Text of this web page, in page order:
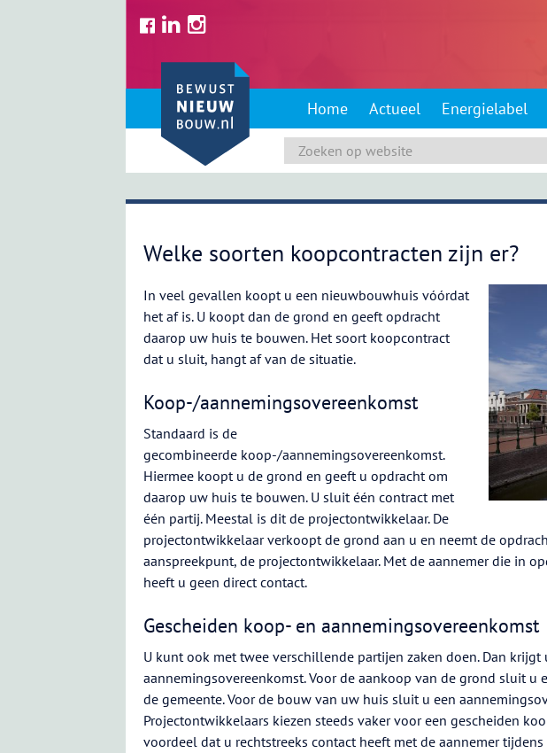
Home Actueel Energielabel
Welke soorten koopcontracten zijn er?
In veel gevallen koopt u een nieuwbouwhuis vóórdat
het af is. U koopt dan de grond en geeft opdracht
daarop uw huis te bouwen. Het soort koopcontract
dat u sluit, hangt af van de situatie.
Koop-/aannemingsovereenkomst
Standaard is de
gecombineerde koop-/aannemingsovereenkomst.
Hiermee koopt u de grond en geeft u opdracht om
daarop uw huis te bouwen. U sluit één contract met
één partij. Meestal is dit de projectontwikkelaar. De
projectontwikkelaar verkoopt de grond aan u en neemt de
aanspreekpunt, de projectontwikkelaar. Met de aannemer die in
heeft u geen direct contact.
Gescheiden koop- en aannemingsovereenkomst
U kunt ook met twee verschillende partijen zaken doen. Dan
aannemingsovereenkomst. Voor de aankoop van de grond sluit
de gemeente. Voor de bouw van uw huis sluit u een
Projectontwikkelaars kiezen steeds vaker voor een gescheiden
voordeel dat u rechtstreeks contact heeft met de aannemer